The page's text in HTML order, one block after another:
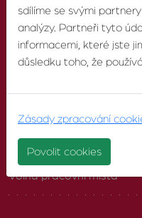
O AGENTUŘE
O nás
Náš tým
Volná pracovní místa
sdílíme se svými
analýzy. Partneři tyto
informacemi, které jste
důsledku toho, že
Zásady zpracování
Povolit cookies